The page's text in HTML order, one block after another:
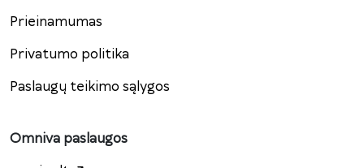
Prieinamumas
Privatumo politika
Paslaugų teikimo sąlygos
Omniva paslaugos